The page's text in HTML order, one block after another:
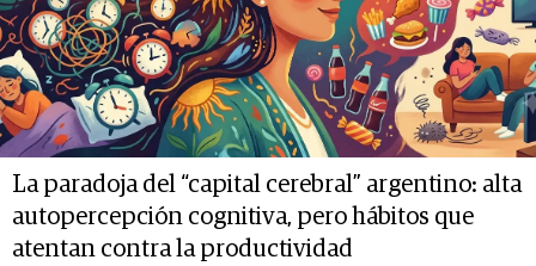
La paradoja del “capital cerebral” argentino: alta
autopercepción cognitiva, pero hábitos que
atentan contra la productividad